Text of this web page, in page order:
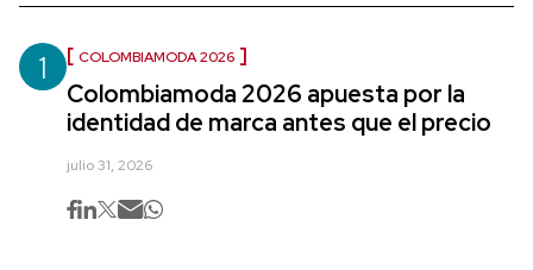
1 COLOMBIAMODA 2026
Colombiamoda 2026 apuesta por la
identidad de marca antes que el precio
julio 31, 2026